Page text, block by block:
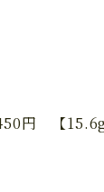
円 【15.6g